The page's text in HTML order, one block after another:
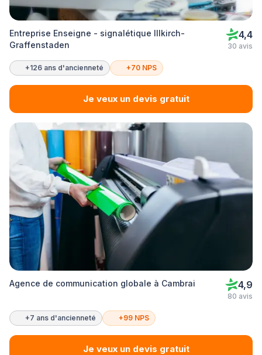
Entreprise Enseigne - signalétique Illkirch-
Graffenstaden
4,4
30 avis
+126 ans d'ancienneté +70 NPS
Je veux un devis gratuit
Agence de communication globale à Cambrai 4,9
80 avis
+7 ans d'ancienneté +99 NPS
Je veux un devis gratuit